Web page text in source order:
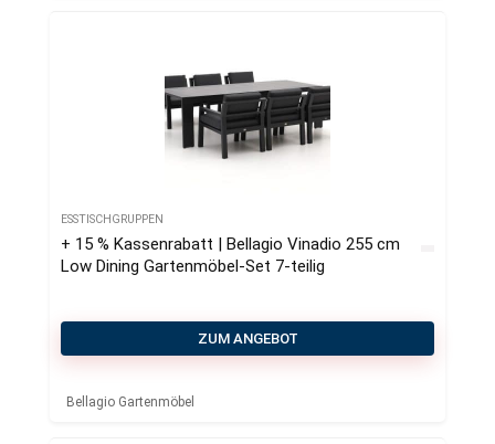
ESSTISCHGRUPPEN
+ 15 % Kassenrabatt | Bellagio Vinadio 255 cm
Low Dining Gartenmöbel-Set 7-teilig
ZUM ANGEBOT
Bellagio Gartenmöbel